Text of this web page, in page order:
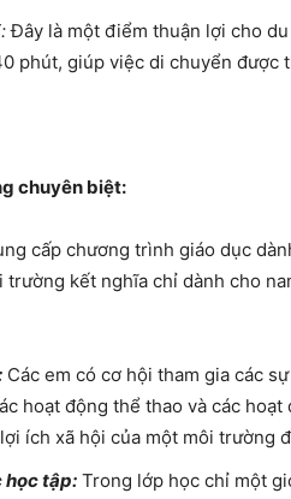
:Đây là một điểm thuận lợi cho
phút, giúp việc di chuyển được
chuyên biệt:
cấp chương trình giáo dục
kết nghĩa chỉ dành cho
Các em có cơ hội tham gia các
hoạt động thể thao và các
ích xã hội của một môi trường
học tập: Trong lớp học chỉ một